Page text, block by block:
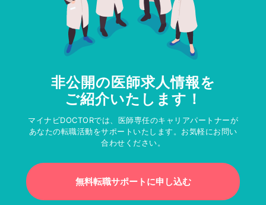
非公開の医師求人情報を
ご紹介いたします！
マイナビDOCTORでは、医師専任のキャリアパートナーが
あなたの転職活動をサポートいたします。お気軽にお問い
合わせください。
無料転職サポートに申し込む